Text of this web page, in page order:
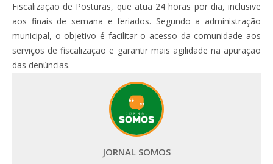
Fiscalização de Posturas, que atua 24 horas por dia, inclusive
aos finais de semana e feriados. Segundo a administração
municipal, o objetivo é facilitar o acesso da comunidade aos
serviços de fiscalização e garantir mais agilidade na apuração
das denúncias.
JORNAL SOMOS